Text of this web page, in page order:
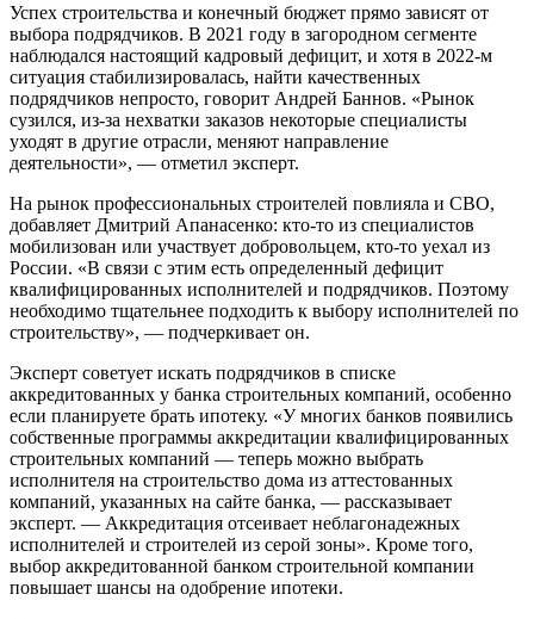
Успех строительства и конечный бюджет прямо зависят от
выбора подрядчиков. В 2021 году в загородном сегменте
наблюдался настоящий кадровый дефицит, и хотя в 2022-м
ситуация стабилизировалась, найти качественных
подрядчиков непросто, говорит Андрей Баннов. «Рынок
сузился, из-за нехватки заказов некоторые специалисты
уходят в другие отрасли, меняют направление
деятельности», — отметил эксперт.
На рынок профессиональных строителей повлияла и СВО,
добавляет Дмитрий Апанасенко: кто-то из специалистов
мобилизован или участвует добровольцем, кто-то уехал из
России. «В связи с этим есть определенный дефицит
квалифицированных исполнителей и подрядчиков. Поэтому
необходимо тщательнее подходить к выбору исполнителей по
строительству», — подчеркивает он.
Эксперт советует искать подрядчиков в списке
аккредитованных у банка строительных компаний, особенно
если планируете брать ипотеку. «У многих банков появились
собственные программы аккредитации квалифицированных
строительных компаний — теперь можно выбрать
исполнителя на строительство дома из аттестованных
компаний, указанных на сайте банка, — рассказывает
эксперт. — Аккредитация отсеивает неблагонадежных
исполнителей и строителей из серой зоны». Кроме того,
выбор аккредитованной банком строительной компании
повышает шансы на одобрение ипотеки.